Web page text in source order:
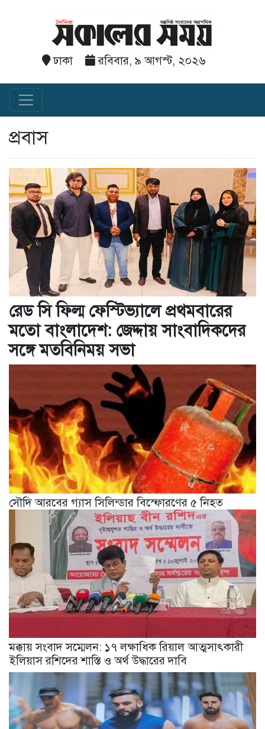
ঢাকা রবিবার, ৯ আগস্ট, ২০২৬
প্রবাস
রেড সি ফিল্ম ফেস্টিভ্যালে প্রথমবারের
মতো বাংলাদেশ: জেদ্দায় সাংবাদিকদের
সঙ্গে মতবিনিময় সভা
সৌদি আরবের গ্যাস সিলিন্ডার বিস্ফোরণের ৫ নিহত
মক্কায় সংবাদ সম্মেলন: ১৭ লক্ষাধিক রিয়াল আত্মসাৎকারী
ইলিয়াস রশিদের শাস্তি ও অর্থ উদ্ধারের দাবি